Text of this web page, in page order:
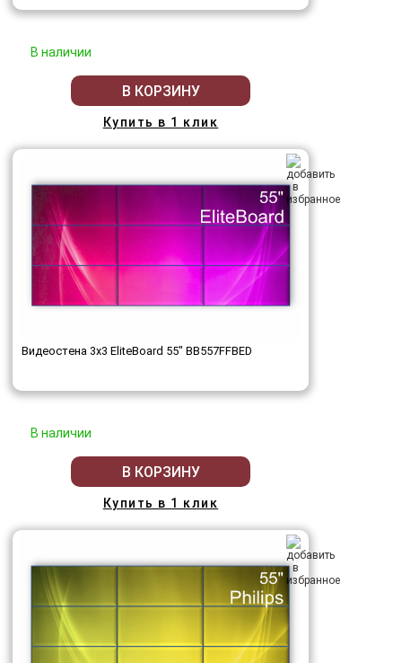
В наличии
В КОРЗИНУ
Купить в 1 клик
Видеостена 3x3 EliteBoard 55" BB557FFBED
В наличии
В КОРЗИНУ
Купить в 1 клик